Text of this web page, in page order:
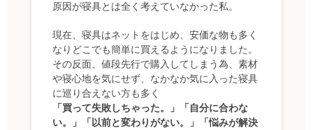
原因が寝具とは全く考えていなかった私。
現在、寝具はネットをはじめ、安価な物も多く
なりどこでも簡単に買えるようになりました。
その反面、値段先行で購入してしまう為、素材
や寝心地を気にせず、なかなか気に入った寝具
に巡り合えない方も多く
「買って失敗しちゃった。」「自分に合わな
い。」「以前と変わりがない。」「悩みが解決